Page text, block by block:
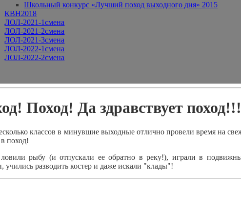
Школьный конкурс «Лучший поход выходного дня» 2015
КВН2018
ЛОЛ-2021-1смена
ЛОЛ-2021-2смена
ЛОЛ-2021-3смена
ЛОЛ-2022-1смена
ЛОЛ-2022-2смена
Поход! Да здравствует поход!!!
классов в минувшие выходные отлично провели время на
поход!
ловили рыбу (и отпускали ее обратно в реку!), играли в
учились разводить костер и даже искали "клады"!